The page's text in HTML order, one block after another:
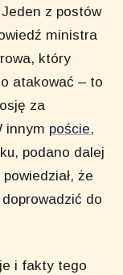
z postów
ministra
który
atakować – to
za
innym poście,
podano dalej
że
do
i fakty tego